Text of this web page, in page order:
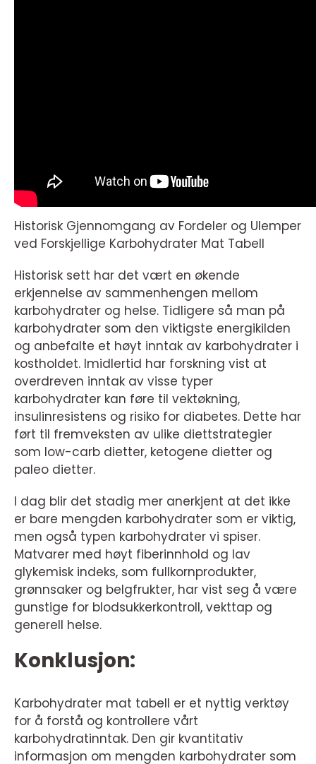
Historisk Gjennomgang av Fordeler og Ulemper
ved Forskjellige Karbohydrater Mat Tabell
Historisk sett har det vært en økende
erkjennelse av sammenhengen mellom
karbohydrater og helse. Tidligere så man på
karbohydrater som den viktigste energikilden
og anbefalte et høyt inntak av karbohydrater i
kostholdet. Imidlertid har forskning vist at
overdreven inntak av visse typer
karbohydrater kan føre til vektøkning,
insulinresistens og risiko for diabetes. Dette har
ført til fremveksten av ulike diettstrategier
som low-carb dietter, ketogene dietter og
paleo dietter.
I dag blir det stadig mer anerkjent at det ikke
er bare mengden karbohydrater som er viktig,
men også typen karbohydrater vi spiser.
Matvarer med høyt fiberinnhold og lav
glykemisk indeks, som fullkornprodukter,
grønnsaker og belgfrukter, har vist seg å være
gunstige for blodsukkerkontroll, vekttap og
generell helse.
Konklusjon:
Karbohydrater mat tabell er et nyttig verktøy
for å forstå og kontrollere vårt
karbohydratinntak. Den gir kvantitativ
informasjon om mengden karbohydrater som